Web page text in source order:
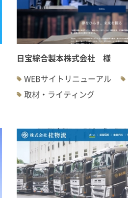
日宝綜合製本株式会社 様
WEBサイトリニューアル
取材・ライティング